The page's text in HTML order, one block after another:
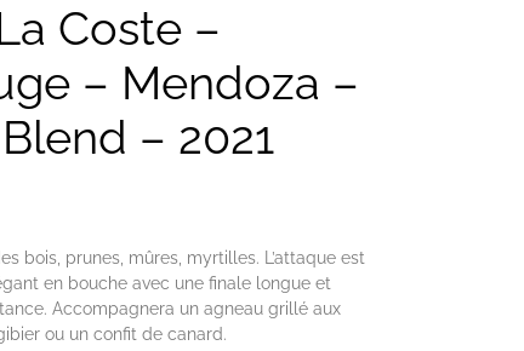
Coste –
– Mendoza –
– 2021
bois, prunes, mûres, myrtilles. L’attaque est
en bouche avec une finale longue et
Accompagnera un agneau grillé aux
ou un confit de canard.